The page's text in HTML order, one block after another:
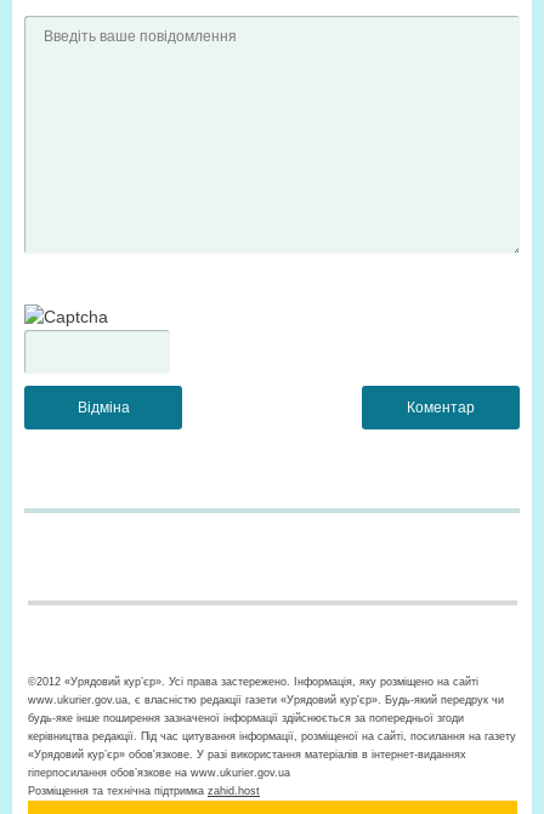
©2012 «Урядовий кур’єр». Усі права застережено. Інформація, яку розміщено на сайті
www.ukurier.gov.ua, є власністю редакції газети «Урядовий кур'єр». Будь-який передрук чи
будь-яке інше поширення зазначеної інформації здійснюється за попередньої згоди
керівництва редакції. Під час цитування інформації, розміщеної на сайті, посилання на газету
«Урядовий кур’єр» обов'язкове. У разі використання матеріалів в інтернет-виданнях
гіперпосилання обов’язкове на www.ukurier.gov.ua
Розміщення та технічна підтримка zahid.host